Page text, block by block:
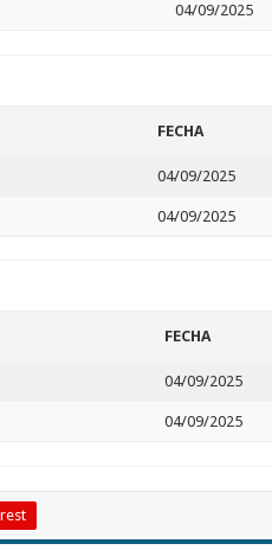
04/09/2025
FECHA
04/09/2025
04/09/2025
FECHA
04/09/2025
04/09/2025